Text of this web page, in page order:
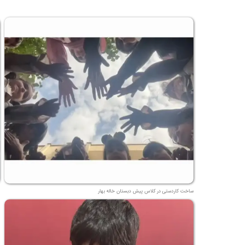
ساخت کاردستی در کلاس پیش دبستان خاله بهار